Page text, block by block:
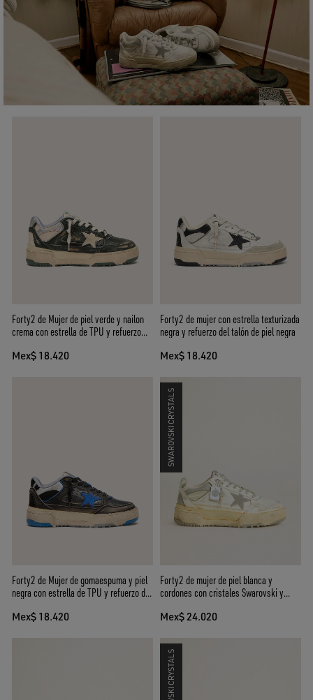
Forty2 de Mujer de piel verde y nailon
crema con estrella de TPU y refuerzo
Mex$ 18.420
Forty2 de mujer con estrella texturizada
negra y refuerzo del talón de piel negra
Mex$ 18.420
Forty2 de Mujer de gomaespuma y piel
negra con estrella de TPU y refuerzo del
Mex$ 18.420
SWAROVSKI CRYSTALS
Forty2 de mujer de piel blanca y
cordones con cristales Swarovski y
Mex$ 24.020